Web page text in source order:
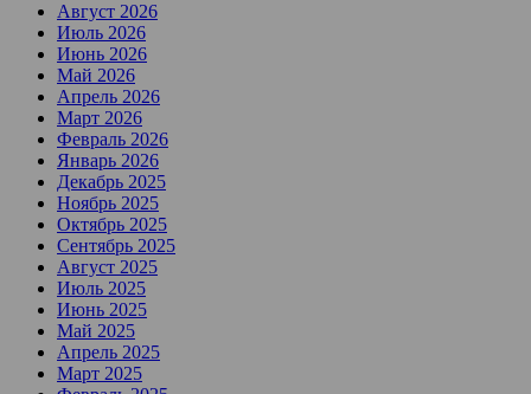
Август 2026
Июль 2026
Июнь 2026
Май 2026
Апрель 2026
Март 2026
Февраль 2026
Январь 2026
Декабрь 2025
Ноябрь 2025
Октябрь 2025
Сентябрь 2025
Август 2025
Июль 2025
Июнь 2025
Май 2025
Апрель 2025
Март 2025